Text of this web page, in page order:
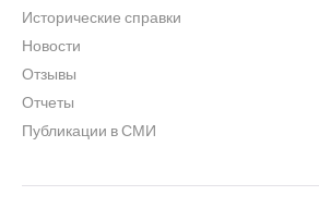
Исторические справки
Новости
Отзывы
Отчеты
Публикации в СМИ